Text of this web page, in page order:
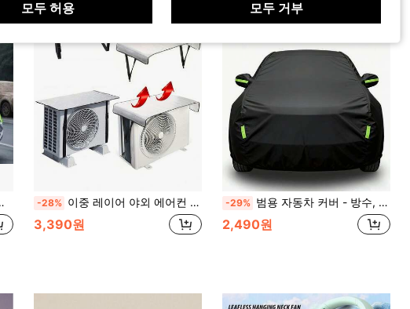
-28% 이중 레이어 야외 에어컨 유닛 커버, 자외선 차단 & 열 차단, 온도 상승 방지, 방수, 방진, 비 & 눈 보호, 반사 소재, UV 보호, 쉬운 설치, 알루미늄 호일, 내화성
3,390원
-29% 범용 자동차 커버 - 방수, 자외선 차단, 방진 및 내열 PEVA 소재, 8가지 사이즈 사용 가능, 사계절 차량 보호, 방진, 은색 외관, 자동차 액세서리, 자동차 커버 | 세련된 자동차 커버, 어머니의 날 선물, 침실 장식, 정원, 주방 장식, 여름, 해변, 여행 필수품, 방 장식, 스퀴시, 졸업
2,490원
모두 허용 모두 거부